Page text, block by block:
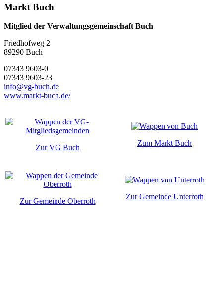
Markt Buch
Mitglied der Verwaltungsgemeinschaft Buch
Friedhofweg 2
89290 Buch
07343 9603-0
07343 9603-23
info@vg-buch.de
www.markt-buch.de/
Zur VG Buch
Zum Markt Buch
Zur Gemeinde Oberroth
Zur Gemeinde Unterroth